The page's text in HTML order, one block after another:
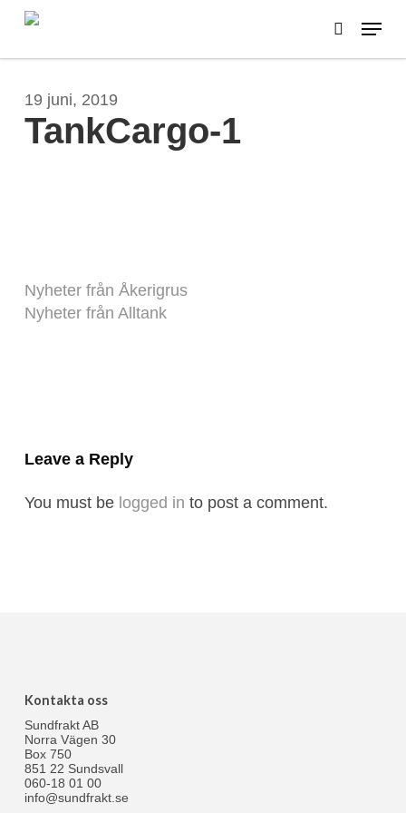
Skip
main
search
Menu
19 juni, 2019
TankCargo-1
Nyheter från Åkerigrus
Nyheter från Alltank
Leave a Reply
You must be logged in to post a comment.
Kontakta oss
Sundfrakt AB
Norra Vägen 30
Box 750
851 22 Sundsvall
060-18 01 00
info@sundfrakt.se